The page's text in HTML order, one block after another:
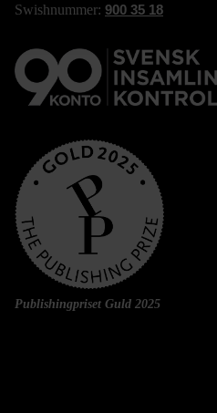
Swishnummer: 900 35 18
Publishingpriset Guld 2025